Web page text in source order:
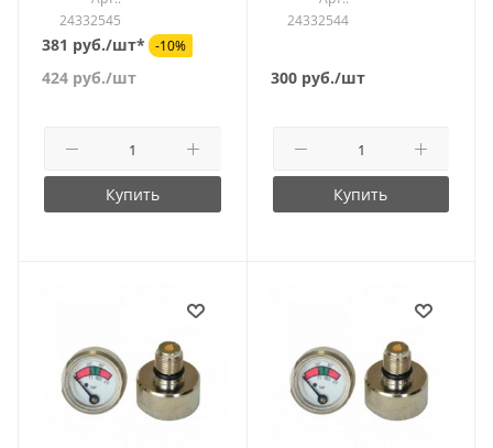
24332545
381 руб./шт* -10%
424 руб./шт
Купить
24332544
300руб./шт
Купить